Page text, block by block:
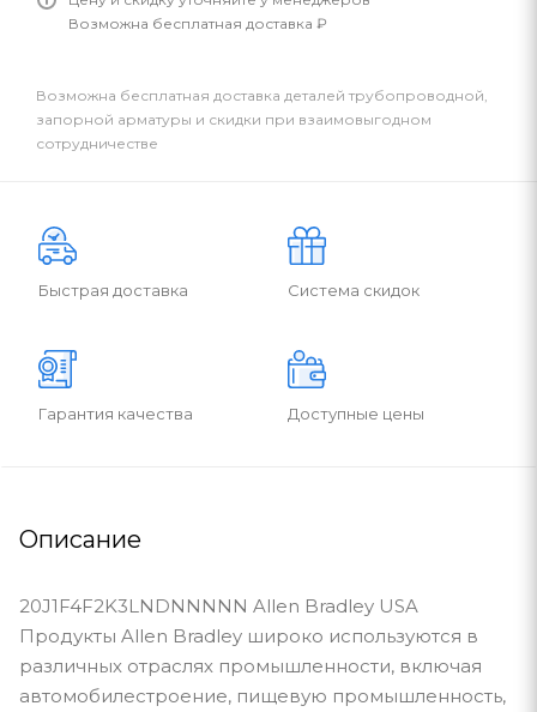
Возможна бесплатная доставка ₽
Возможна бесплатная доставка деталей трубопроводной,
запорной арматуры и скидки при взаимовыгодном
сотрудничестве
Быстрая доставка Система скидок
Гарантия качества Доступные цены
Описание
20J1F4F2K3LNDNNNNN Allen Bradley USA
Продукты Allen Bradley широко используются в
различных отраслях промышленности, включая
автомобилестроение, пищевую промышленность,